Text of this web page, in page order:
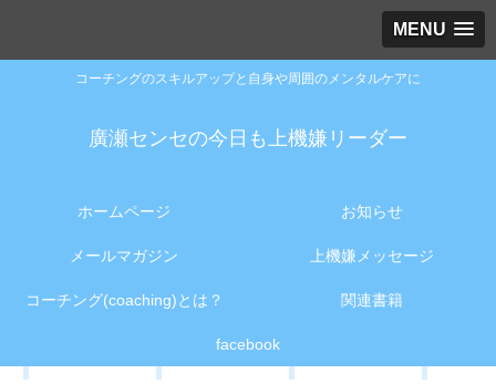
MENU
コーチングのスキルアップと自身や周囲のメンタルケアに
廣瀬センセの今日も上機嫌リーダー
ホームページ お知らせ
メールマガジン 上機嫌メッセージ
コーチング(coaching)とは？ 関連書籍
facebook